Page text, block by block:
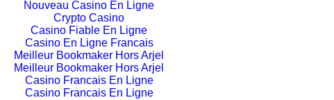
Nouveau Casino En Ligne
Crypto Casino
Casino Fiable En Ligne
Casino En Ligne Francais
Meilleur Bookmaker Hors Arjel
Meilleur Bookmaker Hors Arjel
Casino Francais En Ligne
Casino Francais En Ligne